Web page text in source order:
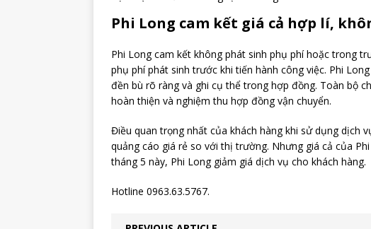
Phi Long cam kết giá cả hợp lí,
Phi Long cam kết không phát sinh phụ phí hoặc trong
phụ phí phát sinh trước khi tiến hành công việc. Phi
đền bù rõ ràng và ghi cụ thể trong hợp đồng. Toàn bộ
hoàn thiện và nghiệm thu hợp đồng vận chuyển.
Điều quan trọng nhất của khách hàng khi sử dụng dịch
quảng cáo giá rẻ so với thị trường. Nhưng giá cả của
tháng 5 này, Phi Long giảm giá dịch vụ cho khách hàng.
Hotline 0963.63.5767.